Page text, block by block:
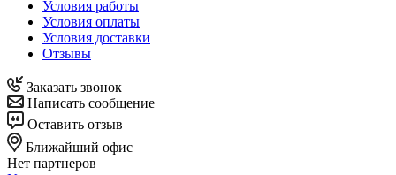
Условия работы
Условия оплаты
Условия доставки
Отзывы
Заказать звонок
Написать сообщение
Оставить отзыв
Ближайший офис
Нет партнеров